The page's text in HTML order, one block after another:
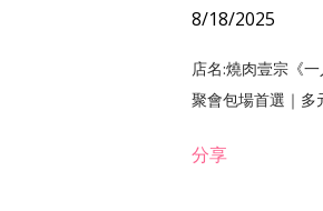
8/18/2025
店名:燒肉壹宗《
聚會包場首選｜多
分享